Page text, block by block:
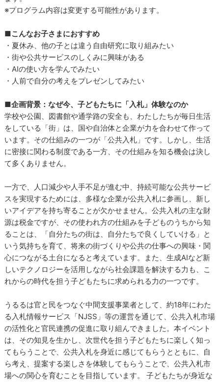
※プログラム内容は変更する可能性があります。
■こんなお子さまにおすすめ
・夏休み、他の子とは違う自由研究に取り組みたい
・街や公共サービスのしくみに興味がある
・AIの使い方を学んでみたい
・人前で自分の考えをプレゼンしてみたい
■企画背景：なぜ今、子どもたちに「入札」体験なのか
学校や公園、図書館や通学路の安全も、わたしたちが毎日生活
をしている「街」は、国や自治体と企業が力を合わせて作って
います。その仕組みの一つが「公共入札」です。しかし、生活
に密接に関わる制度である一方、その仕組みを知る機会は決し
て多くありません。
一方で、人口減少や人手不足が進む中、持続可能な公共サービ
スを実現するためには、多様な企業が公共入札に参画し、新し
いアイデアを持ち寄ることが欠かせません。公共入札の主な財
源は税金ですが、その使われ方の仕組みを子どものうちから知
ることは、「自分たちの街は、自分たちで良くしていける」と
いう気持ちを育て、将来の街づくりや公共の仕事への興味・関
心につながる土台になると考えています。また、生成AIなど新
しいテクノロジーを活用しながら社会課題を解決する力も、こ
れからの時代を担う子どもたちに求められる力の一つです。
うるるは官と民をつなぐ中間支援事業者として、約18年にわた
る入札情報サービス「NJSS」等の運営を通じて、公共入札市場
の活性化と官民連携の促進に取り組んできました。本イベント
は、その知見を生かし、次世代を担う子どもたちに楽しく知っ
てもらうことで、公共入札を身近に感じてもらうとともに、自
ら考え、提案する楽しさを体験してもらうことで、公共入札市
場への関心を育むことを目指しています。 子どもたちが身近な